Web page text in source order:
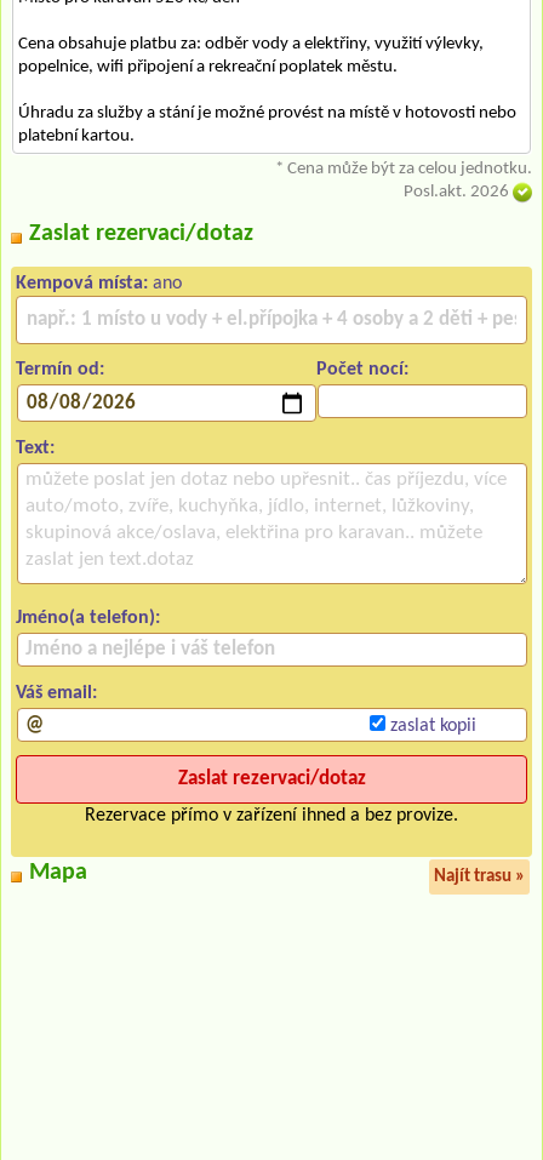
Cena obsahuje platbu za: odběr vody a elektřiny, využití výlevky,
popelnice, wifi připojení a rekreační poplatek městu.
Úhradu za služby a stání je možné provést na místě v hotovosti nebo
platební kartou.
* Cena může být za celou jednotku.
Posl.akt. 2026
Zaslat rezervaci/dotaz
Kempová místa: ano
Termín od: Počet nocí:
Text:
Jméno(a telefon):
Váš email:
zaslat kopii
Rezervace přímo v zařízení ihned a bez provize.
Mapa Najít trasu »